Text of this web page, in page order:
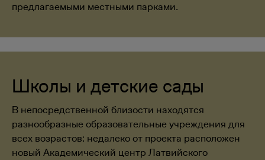
предлагаемыми местными парками.
Школы и детские сады
В непосредственной близости находятся
разнообразные образовательные учреждения для
всех возрастов: недалеко от проекта расположен
новый Академический центр Латвийского